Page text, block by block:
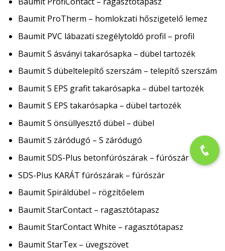
Baumit ProTherm – homlokzati hőszigetelő lemez
Baumit PVC lábazati szegélytoldó profil – profil
Baumit S ásványi takarósapka – dübel tartozék
Baumit S dübeltelepítő szerszám – telepítő szerszám
Baumit S EPS grafit takarósapka – dübel tartozék
Baumit S EPS takarósapka – dübel tartozék
Baumit S önsüllyesztő dübel – dübel
Baumit S záródugó – S záródugó
Baumit SDS-Plus betonfúrószárak – fúrószár
SDS-Plus KARÁT fúrószárak – fúrószár
Baumit Spiráldübel – rögzítőelem
Baumit StarContact – ragasztótapasz
Baumit StarContact White – ragasztótapasz
Baumit StarTex – üvegszövet